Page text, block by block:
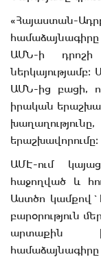
ԱՄՆ-ի դրոշի
ԱՄՆ-ից բացի,
իրական
երաշխավորումը։
ԱՄԷ-ում
հաջողված և
Աստծո
բարօրություն
արտաքին